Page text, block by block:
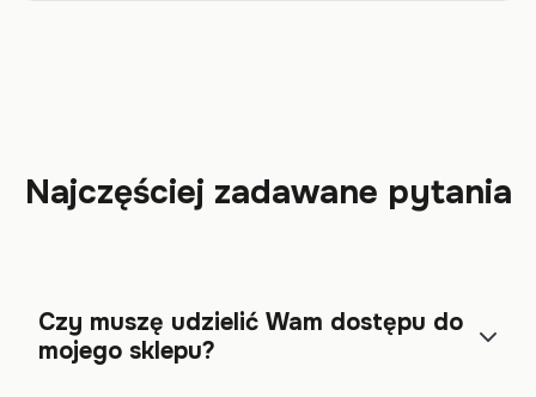
Najczęściej zadawane pytania
Czy muszę udzielić Wam dostępu do
mojego sklepu?